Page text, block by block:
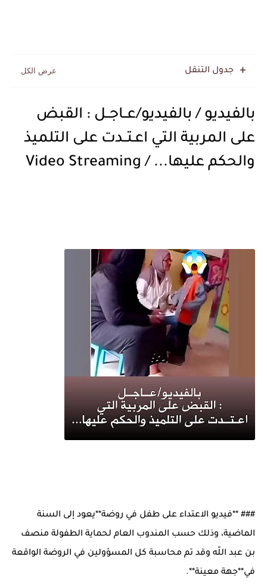
جدول التنقل
بالفيديو / بالفيديو/عــاجــل : القبض
على المربية التي اعـتــدت على التلميذ
والحكم عليها... / Video Streaming
### **فيديو الاعتداء على طفل في روضة**يعود إلى السنة
الماضية، وذلك حسب المندوب العام لحماية الطفولة منصف
بن عبد اللّه وقد تم محاسبة كل المسؤولين في الروضة الواقعة
في**جهة معينة**.